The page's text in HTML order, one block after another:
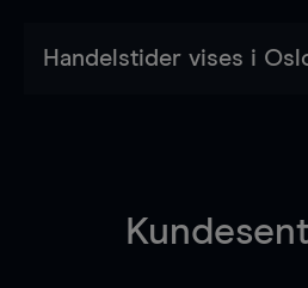
Handelstider vises i